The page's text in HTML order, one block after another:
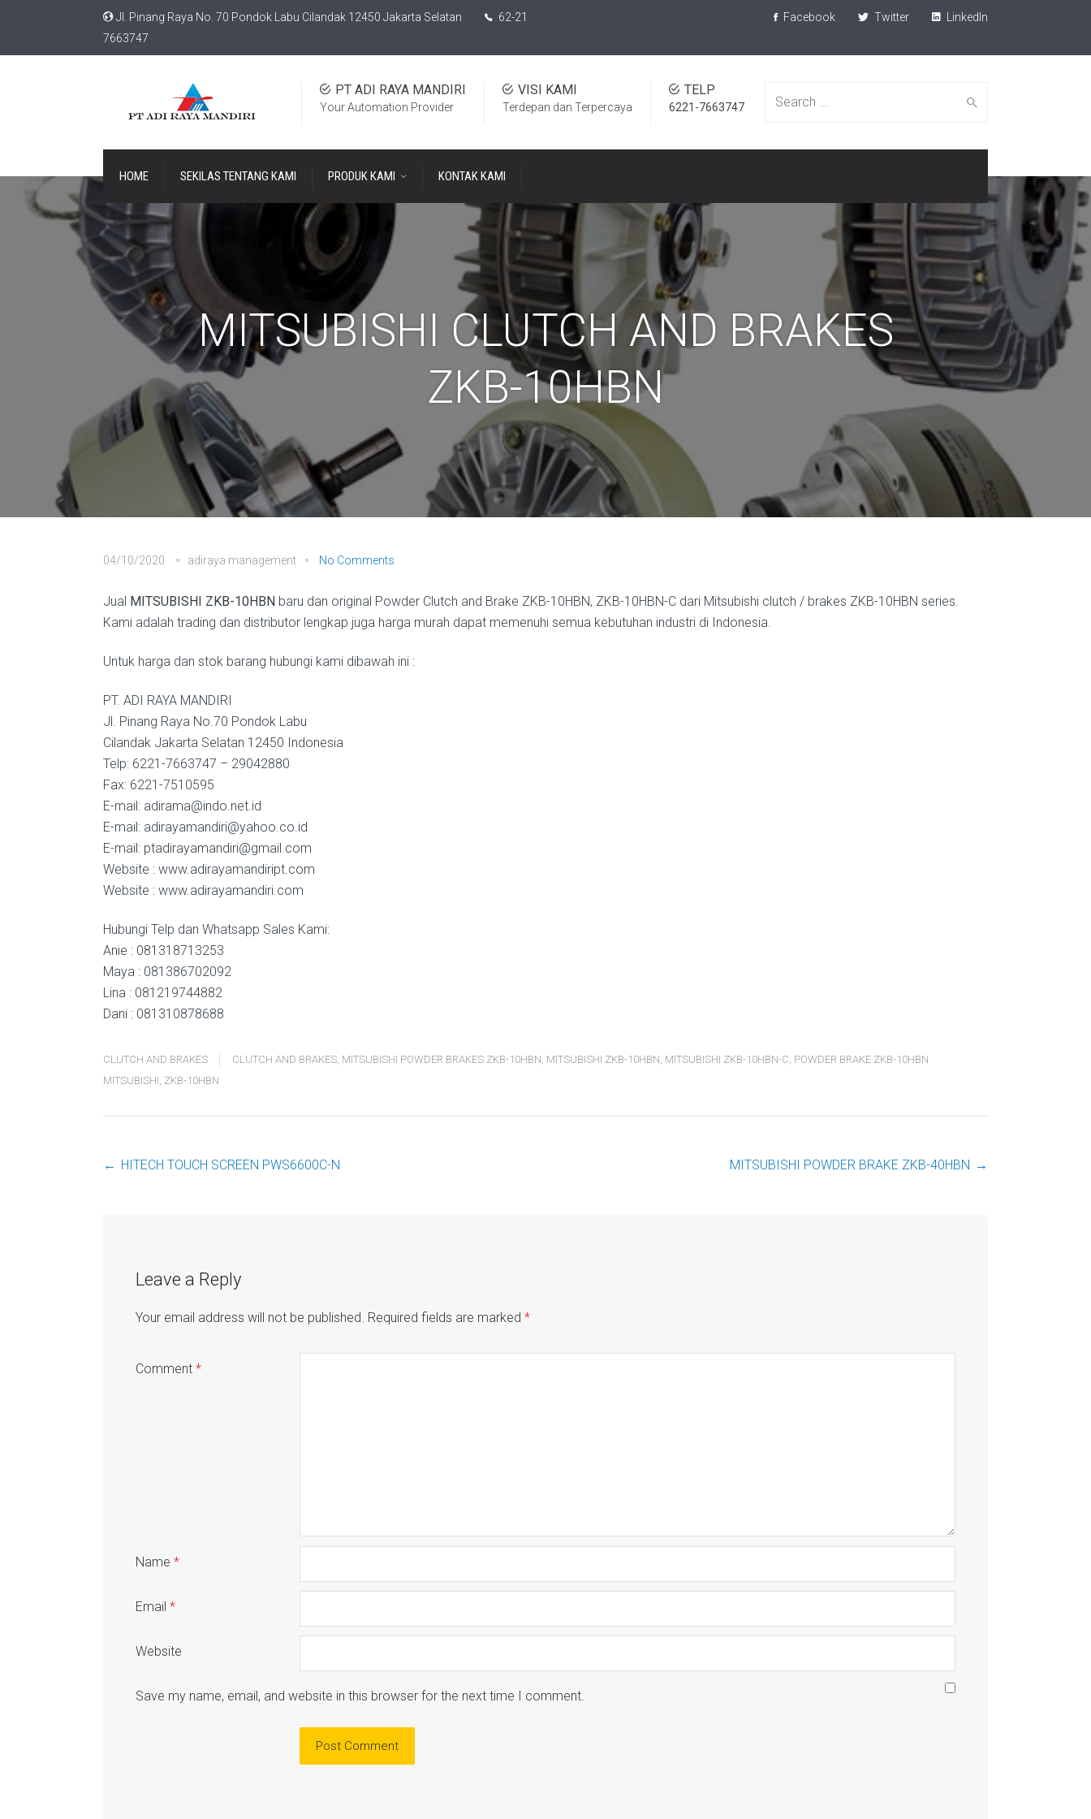
Jl. Pinang Raya No. 70 Pondok Labu Cilandak 12450 Jakarta Selatan
62-21
7663747
Facebook Twitter LinkedIn
Search
TELP
6221-7663747
VISI KAMI
Terdepan dan Terpercaya
PT ADI RAYA MANDIRI
Your Automation Provider
HOME SEKILAS TENTANG KAMI PRODUK KAMI KONTAK KAMI
MITSUBISHI CLUTCH AND BRAKES
ZKB-10HBN
04/10/2020 adiraya management No Comments
Jual MITSUBISHI ZKB-10HBN baru dan original Powder Clutch and Brake ZKB-10HBN, ZKB-10HBN-C dari Mitsubishi clutch / brakes ZKB-10HBN series.
Kami adalah trading dan distributor lengkap juga harga murah dapat memenuhi semua kebutuhan industri di Indonesia.
Untuk harga dan stok barang hubungi kami dibawah ini :
PT. ADI RAYA MANDIRI
Jl. Pinang Raya No.70 Pondok Labu
Cilandak Jakarta Selatan 12450 Indonesia
Telp: 6221-7663747 – 29042880
Fax: 6221-7510595
E-mail: adirama@indo.net.id
E-mail: adirayamandiri@yahoo.co.id
E-mail: ptadirayamandiri@gmail.com
Website : www.adirayamandiript.com
Website : www.adirayamandiri.com
Hubungi Telp dan Whatsapp Sales Kami:
Anie : 081318713253
Maya : 081386702092
Lina : 081219744882
Dani : 081310878688
CLUTCH AND BRAKES CLUTCH AND BRAKES, MITSUBISHI POWDER BRAKES ZKB-10HBN, MITSUBISHI ZKB-10HBN, MITSUBISHI ZKB-10HBN-C, POWDER BRAKE ZKB-10HBN
MITSUBISHI, ZKB-10HBN
Post
← HITECH TOUCH SCREEN PWS6600C-N MITSUBISHI POWDER BRAKE ZKB-40HBN →
Leave a Reply
Your email address will not be published. Required fields are marked *
Comment *
Name *
Email *
Website
Save my name, email, and website in this browser for the next time I comment.